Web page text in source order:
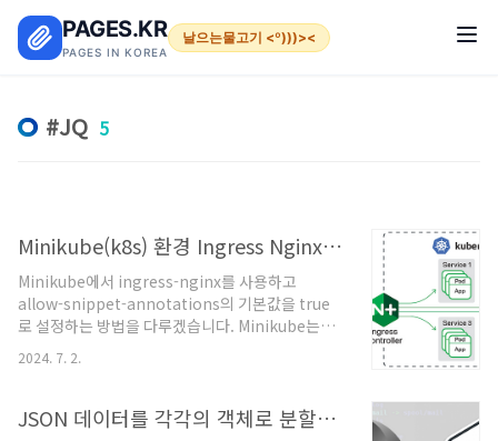
PAGES.KR
PAGES IN KOREA
날으는물고기 <º)))><
JQ 5
Minikube(k8s) 환경 Ingress Nginx 컨트롤러 고급 옵션 활성화 사용법
Minikube에서 ingress-nginx를 사용하고
allow-snippet-annotations의 기본값을 true
로 설정하는 방법을 다루겠습니다. Minikube는
ingress-nginx를 플러그인으로 쉽게 설치할 수 있
으며, 설정을 커스터마이즈하기 위해서는 일부 추가
nginx 설치Minikube에 ingress-nginx를 설치합
2024. 7. 2.
JSON 데이터를 각각의 객체로 분할하여 형식을 변환하는 jq 명령어